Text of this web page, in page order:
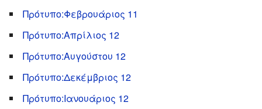
Πρότυπο:Φεβρουάριος 11
Πρότυπο:Απρίλιος 12
Πρότυπο:Αυγούστου 12
Πρότυπο:Δεκέμβριος 12
Πρότυπο:Ιανουάριος 12